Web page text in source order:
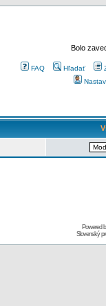
Bolo
FAQ Hľadať
Powered
Slovenský